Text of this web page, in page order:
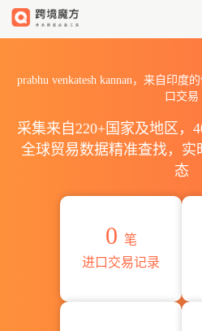
prabhu venkatesh kannan，来自印度
口交易
采集来自220+国家及地区，
全球贸易数据精准查找，实
态
0 笔
进口交易记录